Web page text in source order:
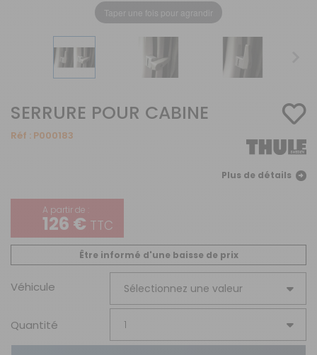
Taper une fois pour agrandir
SERRURE POUR CABINE
Réf : P000183
Plus de détails
A partir de :
126 € TTC
Être informé d'une baisse de prix
Véhicule
Quantité